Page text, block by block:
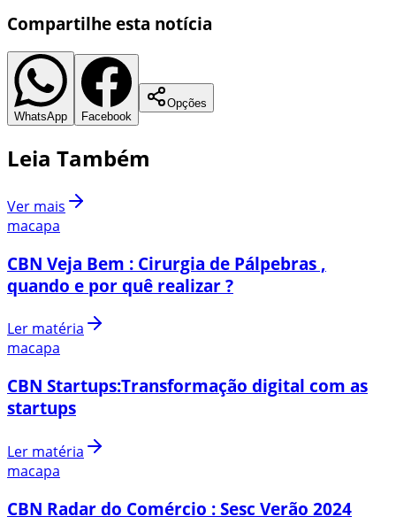
Compartilhe esta notícia
WhatsApp Facebook
Opções
Leia Também
Ver mais
macapa
CBN Veja Bem : Cirurgia de Pálpebras ,
quando e por quê realizar ?
Ler matéria
macapa
CBN Startups:Transformação digital com as
startups
Ler matéria
macapa
CBN Radar do Comércio : Sesc Verão 2024